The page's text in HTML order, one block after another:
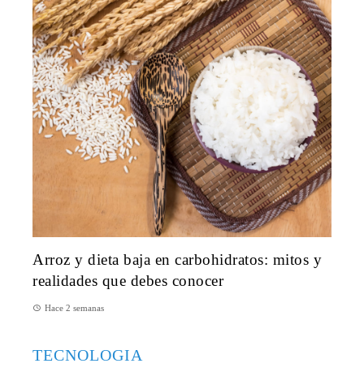
Arroz y dieta baja en carbohidratos: mitos y
realidades que debes conocer
Hace 2 semanas
TECNOLOGIA